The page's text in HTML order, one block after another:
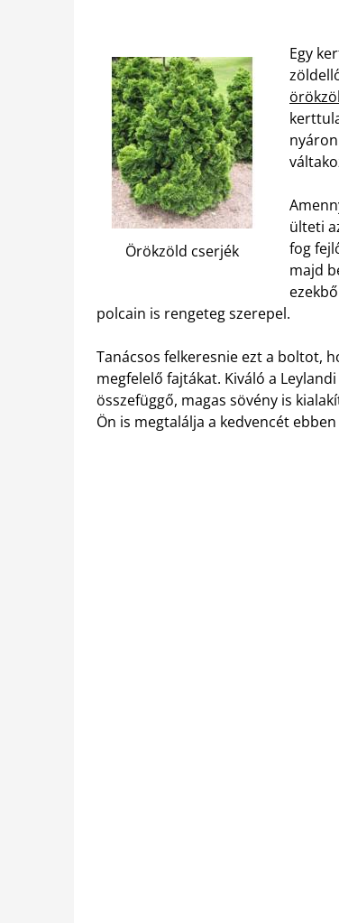
Örökzöld cserjék
Egy
ülteti
fog
majd
polcain is rengeteg szerepel.
Tanácsos felkeresnie ezt a boltot,
megfelelő fajtákat. Kiváló a
összefüggő, magas sövény is
Ön is megtalálja a kedvencét